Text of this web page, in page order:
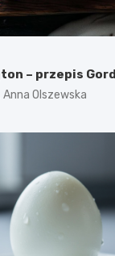
– przepis
Anna Olszewska